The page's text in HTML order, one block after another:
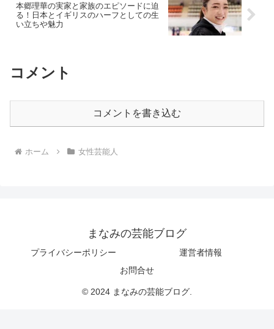
本郷理華の実家と家族のエピソードに迫
る！日本とイギリスのハーフとしての生
い立ちや魅力
コメント
コメントを書き込む
ホーム 女性芸能人
まなみの芸能ブログ
プライバシーポリシー
運営者情報
お問合せ
© 2024 まなみの芸能ブログ.